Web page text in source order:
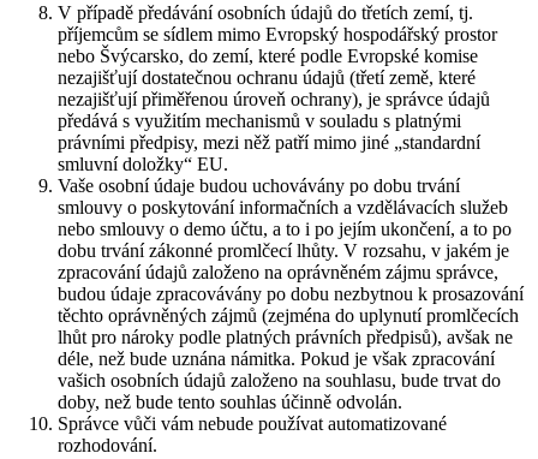
V případě předávání osobních údajů do třetích zemí, tj.
příjemcům se sídlem mimo Evropský hospodářský prostor
nebo Švýcarsko, do zemí, které podle Evropské komise
nezajišťují dostatečnou ochranu údajů (třetí země, které
nezajišťují přiměřenou úroveň ochrany), je správce údajů
předává s využitím mechanismů v souladu s platnými
právními předpisy, mezi něž patří mimo jiné „standardní
smluvní doložky“ EU.
Vaše osobní údaje budou uchovávány po dobu trvání
smlouvy o poskytování informačních a vzdělávacích služeb
nebo smlouvy o demo účtu, a to i po jejím ukončení, a to po
dobu trvání zákonné promlčecí lhůty. V rozsahu, v jakém je
zpracování údajů založeno na oprávněném zájmu správce,
budou údaje zpracovávány po dobu nezbytnou k prosazování
těchto oprávněných zájmů (zejména do uplynutí promlčecích
lhůt pro nároky podle platných právních předpisů), avšak ne
déle, než bude uznána námitka. Pokud je však zpracování
vašich osobních údajů založeno na souhlasu, bude trvat do
doby, než bude tento souhlas účinně odvolán.
Správce vůči vám nebude používat automatizované
rozhodování.